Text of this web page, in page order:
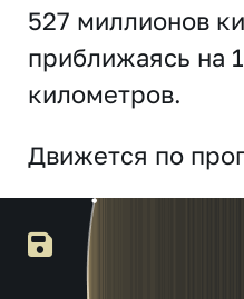
527 миллионов
приближаясь на
километров.
Движется по